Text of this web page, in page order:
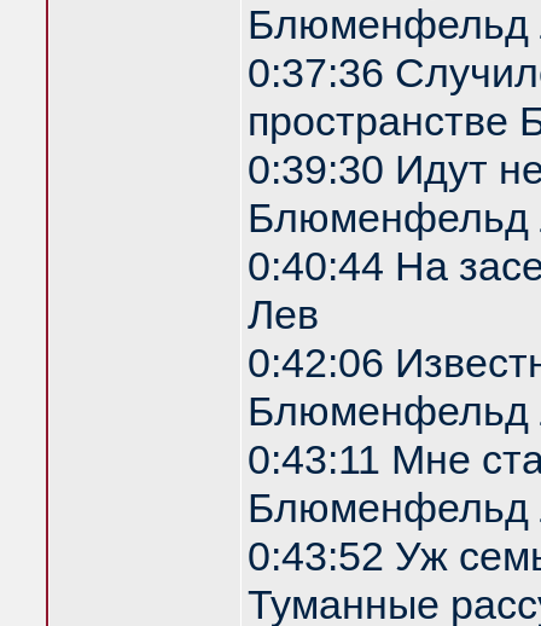
Блюменфельд
0:37:36
0:39:30 Идут
Блюменфельд
0:40:44 На
Лев
0:42:06
Блюменфельд
0:43:11 Мне
Блюменфельд
0:43:52 Уж
Туманные